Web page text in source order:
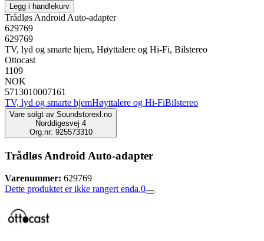
Legg i handlekurv
Trådløs Android Auto-adapter
629769
629769
TV, lyd og smarte hjem, Høyttalere og Hi-Fi, Bilstereo
Ottocast
1109
NOK
5713010007161
TV, lyd og smarte hjemHøyttalere og Hi-FiBilstereo
Vare solgt av Soundstorexl.no
Norddigesvej 4
Org.nr: 925573310
Trådløs Android Auto-adapter
Varenummer: 629769
Dette produktet er ikke rangert enda.0